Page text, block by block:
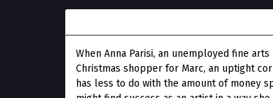
When Anna Parisi, an unemployed fine
Christmas shopper for Marc, an uptight
has less to do with the amount of money